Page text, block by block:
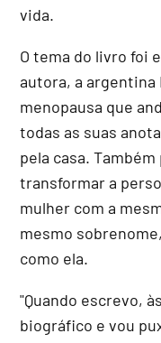
vida.
O tema do livro foi
autora, a argentina
menopausa que
todas as suas
pela casa.
transformar a
mulher com a
mesmo
como ela.
"Quando escrevo,
biográfico e vou